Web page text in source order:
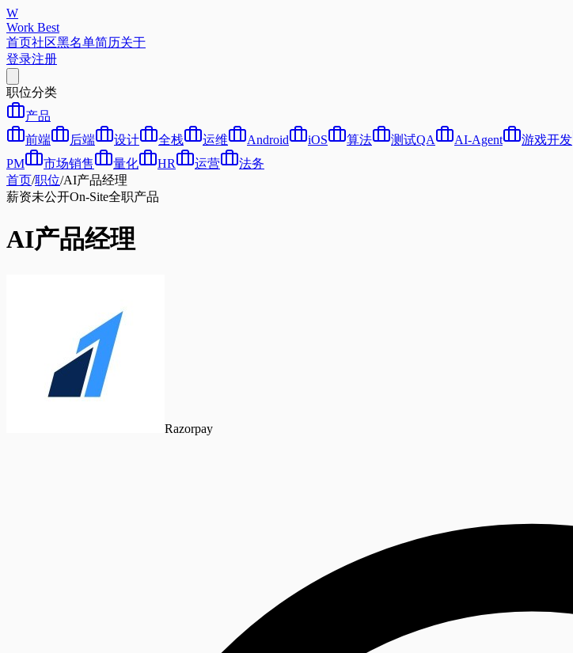
W
Work Best
首页社区黑名单简历关于
登录注册
职位分类
产品
前端
后端 设计 全栈 运维 Android iOS 算法 测试QA AI-Agent 游戏开发
PM
市场销售 量化 HR 运营
法务
首页/职位/AI产品经理
薪资未公开On-Site全职产品
AI产品经理
Razorpay